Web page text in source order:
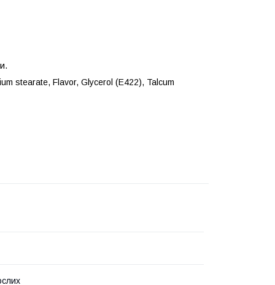
stearate, Flavor, Glycerol (E422), Talcum